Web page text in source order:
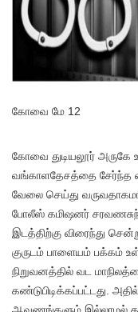
கோவை மே 12
கோவை துடியலூர் அருகே
வங்காளதேசத்தை சேர்ந்த
வேலை செய்து
போலீஸ் கமிஷனர்
இடத்திற்கு விரைந்து
குருடம் பாளையம் பக்கம்
நிறுவனத்தில் வட
கண்டுபிடிக்கப்பட்டது.